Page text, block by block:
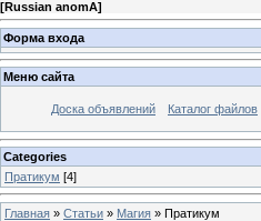
[Russian anomA]
Форма входа
Меню сайта
Доска объявлений Каталог файлов
Categories
Пратикум [4]
Главная » Статьи » Магия » Пратикум